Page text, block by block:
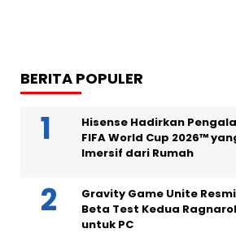
BERITA POPULER
Hisense Hadirkan
FIFA World Cup 2026™
Imersif dari Rumah
Gravity Game Unite
Beta Test Kedua
untuk PC